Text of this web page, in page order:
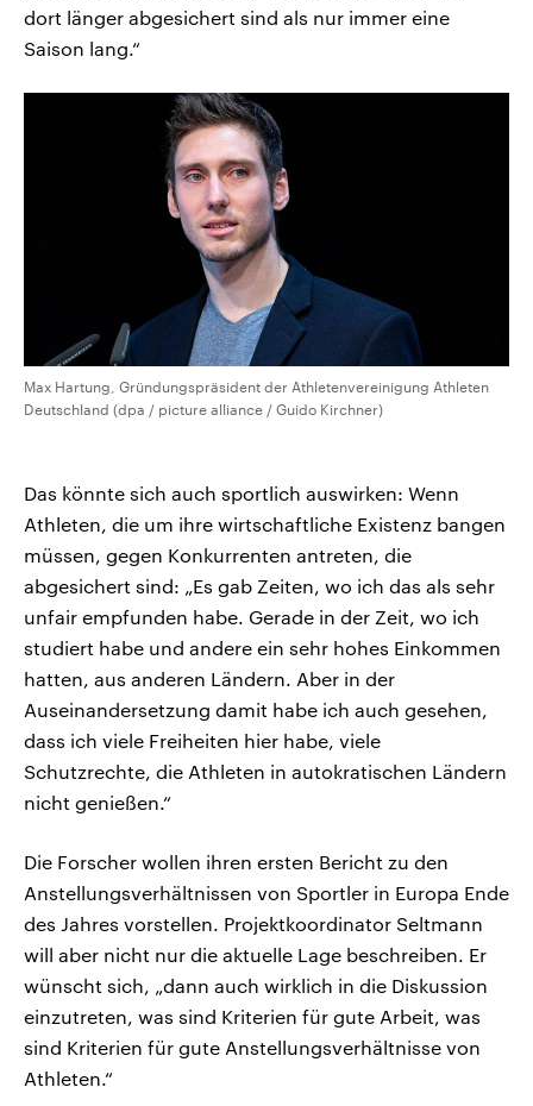
dort länger abgesichert sind als nur immer eine
Saison lang.“
Max Hartung, Gründungspräsident der Athletenvereinigung Athleten
Deutschland (dpa / picture alliance / Guido Kirchner)
Das könnte sich auch sportlich auswirken: Wenn
Athleten, die um ihre wirtschaftliche Existenz bangen
müssen, gegen Konkurrenten antreten, die
abgesichert sind: „Es gab Zeiten, wo ich das als sehr
unfair empfunden habe. Gerade in der Zeit, wo ich
studiert habe und andere ein sehr hohes Einkommen
hatten, aus anderen Ländern. Aber in der
Auseinandersetzung damit habe ich auch gesehen,
dass ich viele Freiheiten hier habe, viele
Schutzrechte, die Athleten in autokratischen Ländern
nicht genießen.“
Die Forscher wollen ihren ersten Bericht zu den
Anstellungsverhältnissen von Sportler in Europa Ende
des Jahres vorstellen. Projektkoordinator Seltmann
will aber nicht nur die aktuelle Lage beschreiben. Er
wünscht sich, „dann auch wirklich in die Diskussion
einzutreten, was sind Kriterien für gute Arbeit, was
sind Kriterien für gute Anstellungsverhältnisse von
Athleten.“